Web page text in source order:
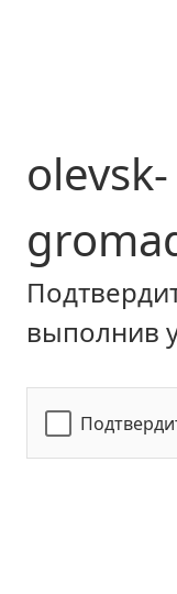
olevsk-
выполнив